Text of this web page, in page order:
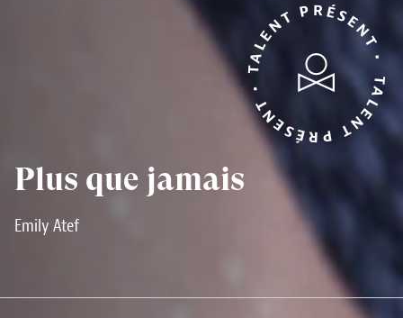
Plus que jamais
Emily Atef
TALENT PRÉSENT • TALENT PRÉSENT •